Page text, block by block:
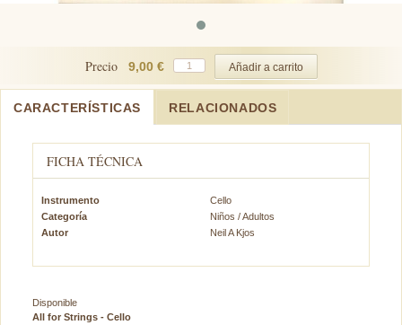
Precio 9,00 €
CARACTERÍSTICAS RELACIONADOS
FICHA TÉCNICA
Instrumento
Cello
Categoría
Niños / Adultos
Autor
Neil A Kjos
Disponible
All for Strings - Cello